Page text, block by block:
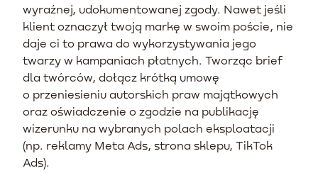
wyraźnej, udokumentowanej zgody. Nawet jeśli
klient oznaczył twoją markę w swoim poście, nie
daje ci to prawa do wykorzystywania jego
twarzy w kampaniach płatnych. Tworząc brief
dla twórców, dołącz krótką umowę
o przeniesieniu autorskich praw majątkowych
oraz oświadczenie o zgodzie na publikację
wizerunku na wybranych polach eksploatacji
(np. reklamy Meta Ads, strona sklepu, TikTok
Ads).